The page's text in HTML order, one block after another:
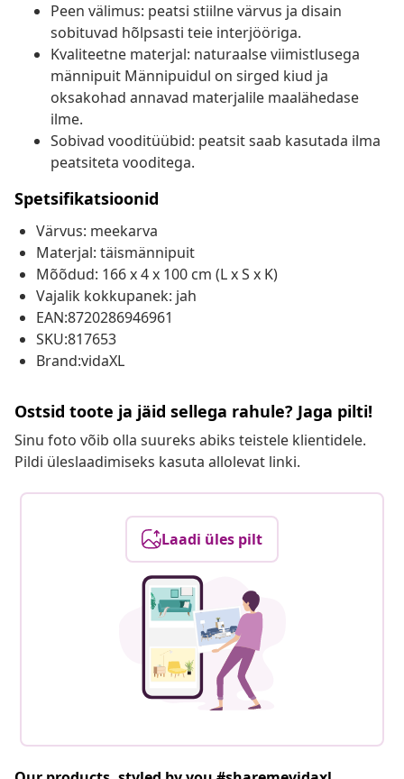
Peen välimus: peatsi stiilne värvus ja disain
sobituvad hõlpsasti teie interjööriga.
Kvaliteetne materjal: naturaalse viimistlusega
männipuit Männipuidul on sirged kiud ja
oksakohad annavad materjalile maalähedase
ilme.
Sobivad vooditüübid: peatsit saab kasutada ilma
peatsiteta vooditega.
Spetsifikatsioonid
Värvus: meekarva
Materjal: täismännipuit
Mõõdud: 166 x 4 x 100 cm (L x S x K)
Vajalik kokkupanek: jah
EAN:8720286946961
SKU:817653
Brand:vidaXL
Ostsid toote ja jäid sellega rahule? Jaga pilti!
Sinu foto võib olla suureks abiks teistele klientidele.
Pildi üleslaadimiseks kasuta allolevat linki.
Laadi üles pilt